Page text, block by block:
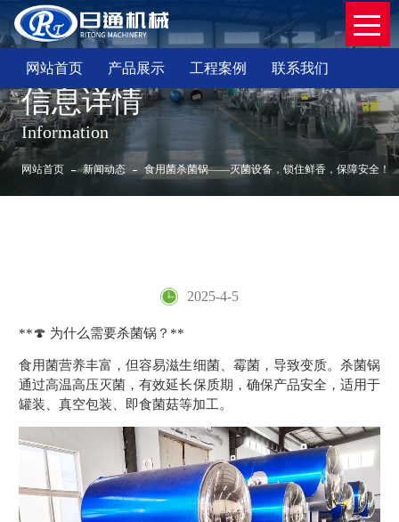
网站首页 产品展示 工程案例 联系我们
信息详情
Information
网站首页 新闻动态 食用菌杀菌锅——灭菌设备，锁住鲜香，保障安全！
2025-4-5
**🍄 为什么需要杀菌锅？**
食用菌营养丰富，但容易滋生细菌、霉菌，导致变质。杀菌锅
通过高温高压灭菌，有效延长保质期，确保产品安全，适用于
罐装、真空包装、即食菌菇等加工。